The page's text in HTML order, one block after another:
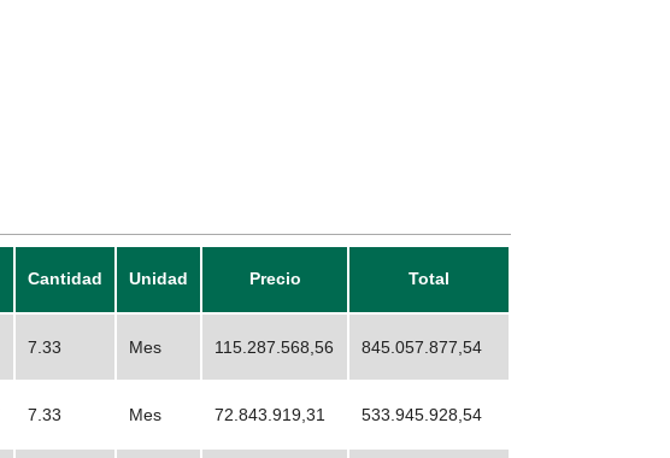
Cantidad Unidad Precio Total
7.33 Mes 115.287.568,56 845.057.877,54
7.33 Mes 72.843.919,31 533.945.928,54